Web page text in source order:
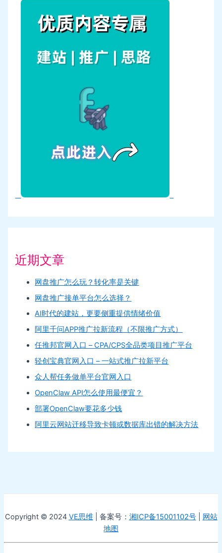
近期文章
网盘推广怎么玩？转化率是关键
网盘推广接单平台怎么选择？
AI时代的建站，更要侧重提供情绪价值
阿里千问APP推广拉新流程（不限推广方式）
任推邦官网入口 – CPA/CPS全品类项目推广平台
轻创宝典官网入口 – 一站式推广拉新平台
众人帮任务做单平台官网入口
OpenClaw API怎么使用最便宜？
部署OpenClaw要花多少钱
阿里云网站迁移导致卡顿或数据库出错的解决方法
Copyright © 2024 VE思维 | 备案号： 湘ICP备15001102号| 网站
地图